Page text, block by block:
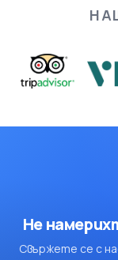
Не
Свържете се с